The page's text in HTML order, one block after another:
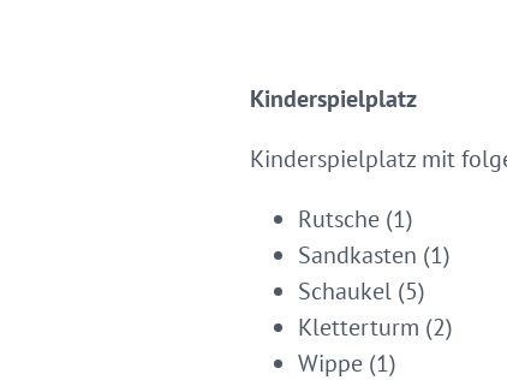
Kinderspielplatz
Kinderspielplatz mit
Rutsche (1)
Sandkasten (1)
Schaukel (5)
Kletterturm (2)
Wippe (1)